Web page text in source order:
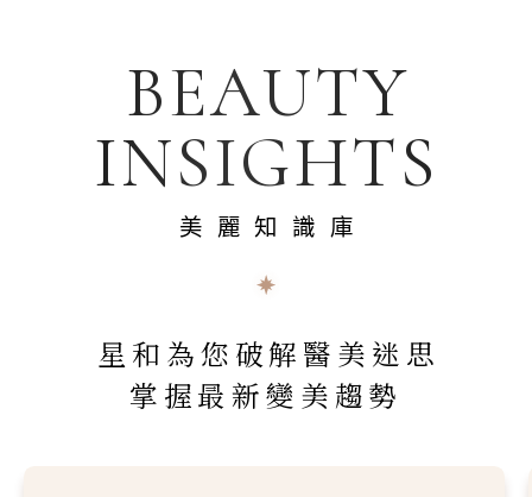
BEAUTY
INSIGHTS
美麗知識庫
星和為您破解醫美迷思
掌握最新變美趨勢